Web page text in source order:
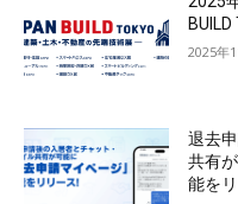
2025年
退去
共有
能を